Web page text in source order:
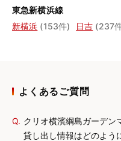
東急新横浜線
新横浜 (153件) 日吉 (237
よくあるご質問
Q. クリオ横濱綱島ガーデン
貸し出し情報はどのよう